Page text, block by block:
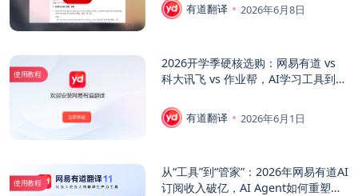
有道翻译 2026年6月8日
使用教程
2026开学季硬核选购：网易有道 vs
科大讯飞 vs 作业帮，AI学习工具到底
有道翻译 2026年6月1日
使用教程
从“工具”到“管家”：2026年网易有道AI
订阅收入破亿，AI Agent如何重塑学